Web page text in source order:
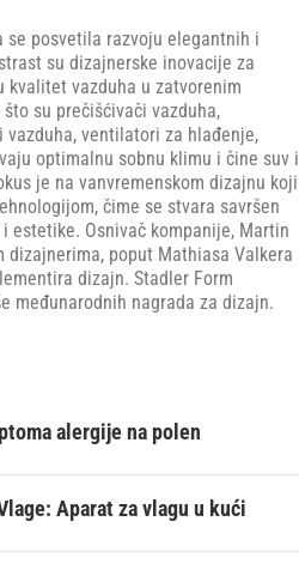
se posvetila razvoju elegantnih i
su dizajnerske inovacije za
kvalitet vazduha u zatvorenim
su prečišćivači vazduha,
ventilatori za hlađenje,
optimalnu sobnu klimu i čine suv i
je na vanvremenskom dizajnu koji
čime se stvara savršen
estetike. Osnivač kompanije, Martin
dizajnerima, poput Mathiasa Valkera
dizajn. Stadler Form
međunarodnih nagrada za dizajn.
alergije na polen
Aparat za vlagu u kući